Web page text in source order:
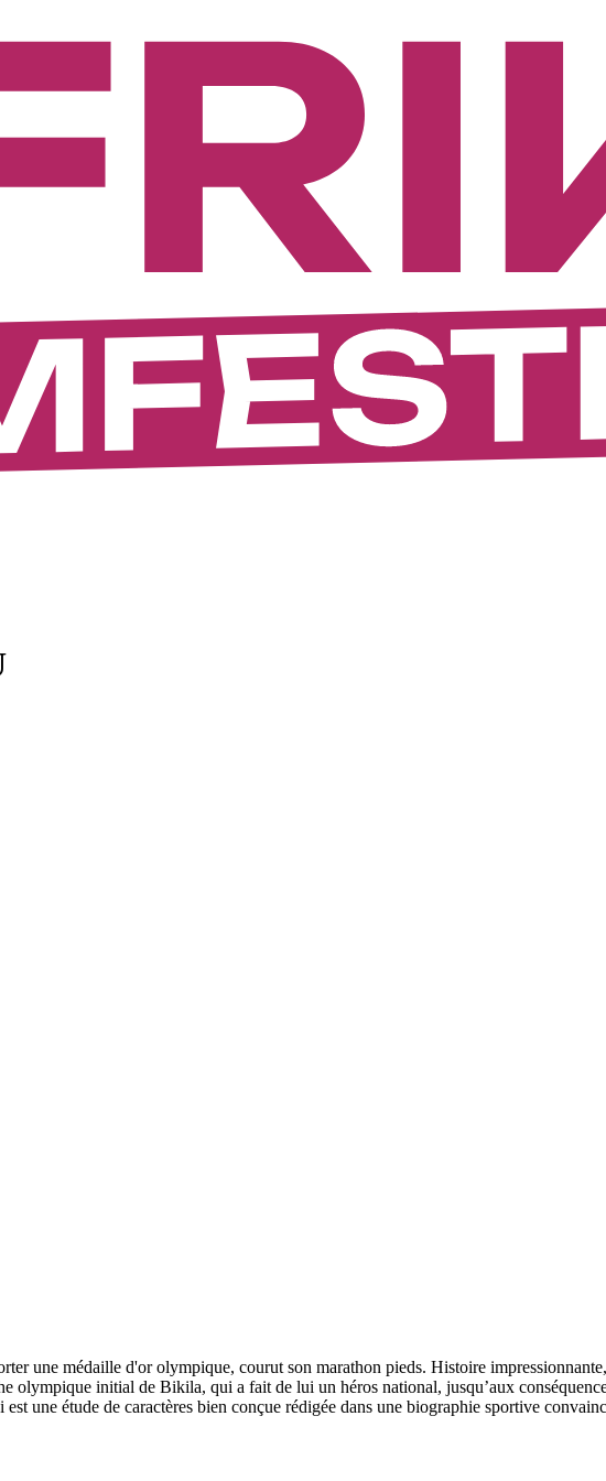
une médaille d'or olympique, courut son marathon pieds. Histoire
olympique initial de Bikila, qui a fait de lui un héros national, jusqu’aux
une étude de caractères bien conçue rédigée dans une biographie sportive